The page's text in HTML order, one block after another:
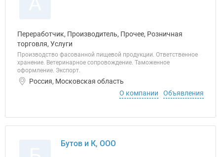
Переработчик, Производитель, Прочее, Розничная
торговля, Услуги
Производство фасованной пищевой продукции. Ответственное
хранение. Ветеринарное сопровождение. Таможенное
оформление. Экспорт.
Россия, Московская область
О компании
Объявления
Бутов и К, ООО